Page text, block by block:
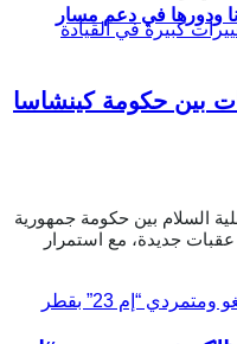
ودورها في دعم مسار
بين حكومة كينشاسا
السلام بين حكومة جمهورية
وحركة "23 مارس" عقبات جديدة، مع استمرار